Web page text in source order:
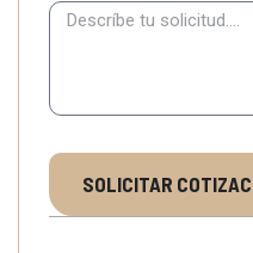
SOLICITAR